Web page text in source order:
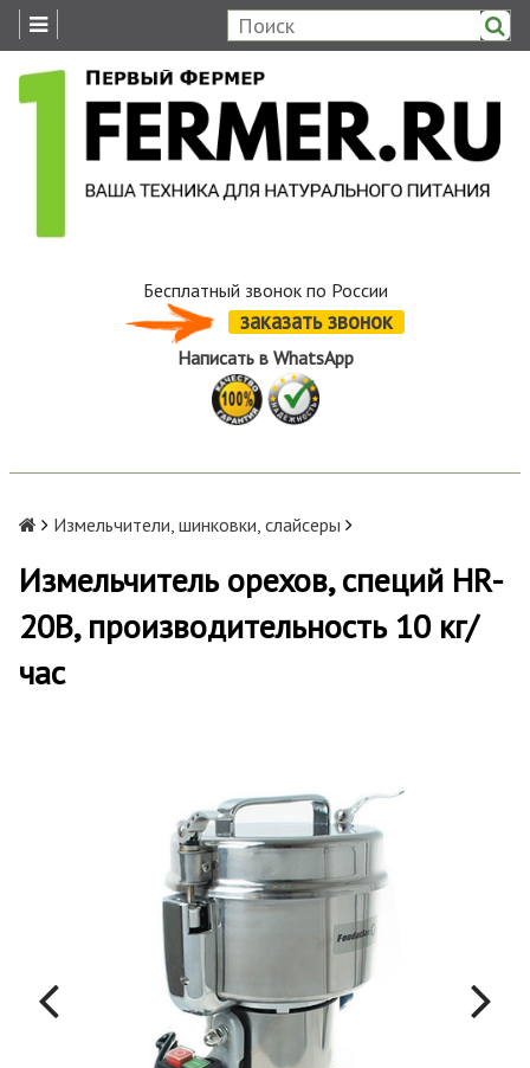
Бесплатный звонок по России
заказать звонок
Написать в WhatsApp
Измельчители, шинковки, слайсеры
Измельчитель орехов, специй HR-
20В, производительность 10 кг/
час